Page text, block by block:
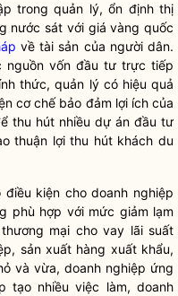
trong quản lý, ổn định thị
nước sát với giá vàng quốc
về tài sản của người dân.
nguồn vốn đầu tư trực tiếp
thức, quản lý có hiệu quả
cơ chế bảo đảm lợi ích của
thu hút nhiều dự án đầu tư
thuận lợi thu hút khách du
kiện cho doanh nghiệp
phù hợp với mức giảm lạm
mại cho vay lãisuất
sản xuất hàng xuất khẩu,
và vừa, doanh nghiệp ứng
tạo nhiều việc làm, doanh